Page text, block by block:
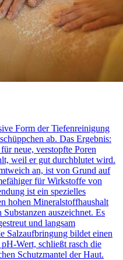
Form der Tiefenreinigung
ab. Das Ergebnis:
neue, verstopfte Poren
weil er gut durchblutet wird.
an, ist von Grund auf
für Wirkstoffe von
ist ein spezielles
hohen Mineralstoffhaushalt
auszeichnet. Es
und langsam
Salzaufbringung bildet einen
Wert, schließt rasch die
Schutzmantel der Haut.